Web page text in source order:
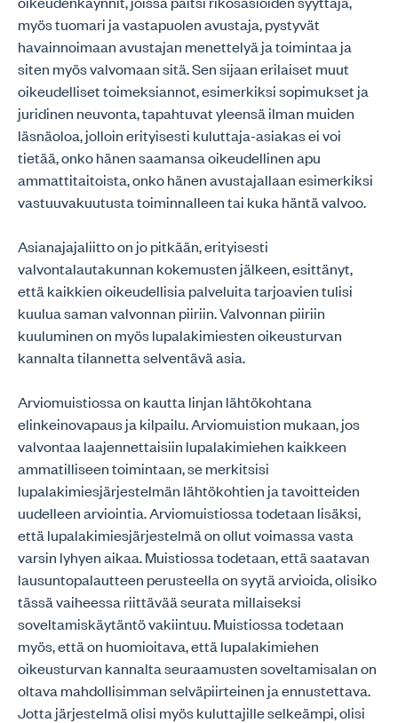
myös tuomari ja vastapuolen avustaja, pystyvät
havainnoimaan avustajan menettelyä ja toimintaa ja
siten myös valvomaan sitä. Sen sijaan erilaiset muut
oikeudelliset toimeksiannot, esimerkiksi sopimukset ja
juridinen neuvonta, tapahtuvat yleensä ilman muiden
läsnäoloa, jolloin erityisesti kuluttaja-asiakas ei voi
tietää, onko hänen saamansa oikeudellinen apu
ammattitaitoista, onko hänen avustajallaan esimerkiksi
vastuuvakuutusta toiminnalleen tai kuka häntä valvoo.
Asianajajaliitto on jo pitkään, erityisesti
valvontalautakunnan kokemusten jälkeen, esittänyt,
että kaikkien oikeudellisia palveluita tarjoavien tulisi
kuulua saman valvonnan piiriin. Valvonnan piiriin
kuuluminen on myös lupalakimiesten oikeusturvan
kannalta tilannetta selventävä asia.
Arviomuistiossa on kautta linjan lähtökohtana
elinkeinovapaus ja kilpailu. Arviomuistion mukaan, jos
valvontaa laajennettaisiin lupalakimiehen kaikkeen
ammatilliseen toimintaan, se merkitsisi
lupalakimiesjärjestelmän lähtökohtien ja tavoitteiden
uudelleen arviointia. Arviomuistiossa todetaan lisäksi,
että lupalakimiesjärjestelmä on ollut voimassa vasta
varsin lyhyen aikaa. Muistiossa todetaan, että saatavan
lausuntopalautteen perusteella on syytä arvioida, olisiko
tässä vaiheessa riittävää seurata millaiseksi
soveltamiskäytäntö vakiintuu. Muistiossa todetaan
myös, että on huomioitava, että lupalakimiehen
oikeusturvan kannalta seuraamusten soveltamisalan on
oltava mahdollisimman selväpiirteinen ja ennustettava.
Jotta järjestelmä olisi myös kuluttajille selkeämpi, olisi